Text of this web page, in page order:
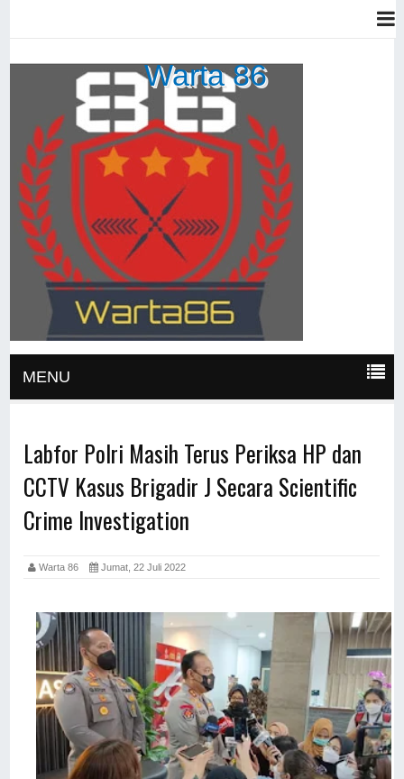
Warta 86
MENU
Labfor Polri Masih Terus Periksa HP dan
CCTV Kasus Brigadir J Secara Scientific
Crime Investigation
Warta 86 Jumat, 22 Juli 2022